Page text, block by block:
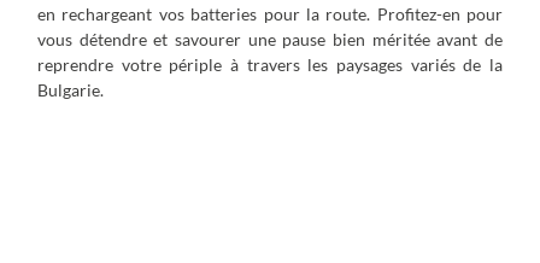
en rechargeant vos batteries pour la route. Profitez-en pour
vous détendre et savourer une pause bien méritée avant de
reprendre votre périple à travers les paysages variés de la
Bulgarie.